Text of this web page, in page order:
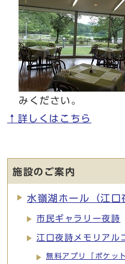
みください。
↑詳しくはこちら
施設のご案内
水嶺湖ホール（江口
市民ギャラリー夜詩
江口夜詩メモリアル
無料アプリ「ポケッ